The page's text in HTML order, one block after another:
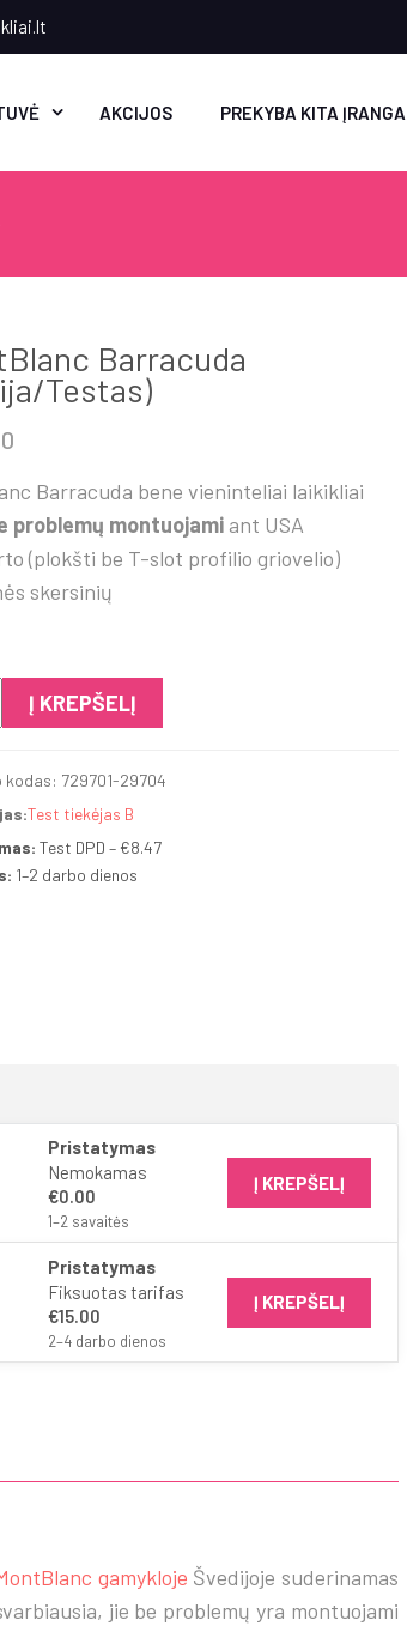
AKCIJOS PREKYBA KITA ĮRANGA
Barracuda
Testas)
Barracuda bene vieninteliai laikikliai
problemų montuojami ant USA
(plokšti be T-slot profilio griovelio)
skersinių
Į KREPŠELĮ
kodas: 729701-29704
Test tiekėjas B
Test DPD – €8.47
1–2 darbo dienos
Pristatymas
Nemokamas
€0.00
1–2 savaitės
Į KREPŠELĮ
Pristatymas
Fiksuotas tarifas
€15.00
2–4 darbo dienos
Į KREPŠELĮ
gamykloje Švedijoje suderinamas
jie be problemų yra montuojami